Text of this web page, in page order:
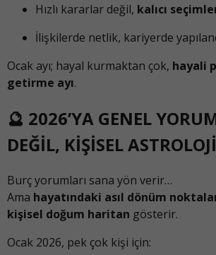
Hızlı kararlar değil, kalıcı
İlişkilerde netlik, kariyerde
Ocak ayı; hayal kurmaktan çok, hayali
getirme ayı.
🔮 2026’YA GENEL
DEĞİL, KİŞİSEL
Burç yorumları sana yön verir…
Ama hayatındaki asıl dönüm
kişisel doğum haritan gösterir.
Ocak 2026, pek çok kişi için: